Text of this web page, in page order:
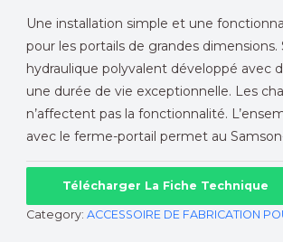
Une installation simple et une
pour les portails de grandes
hydraulique polyvalent développé avec
une durée de vie exceptionnelle. Les
n’affectent pas la fonctionnalité.
avec le ferme-portail permet au
Télécharger La Fiche Technique
Category: ACCESSOIRE DE FABRICATION